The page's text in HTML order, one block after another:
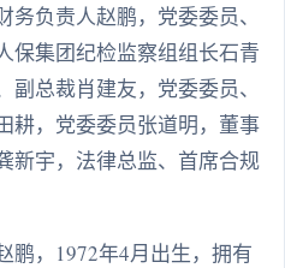
负责人赵鹏，党委委员、
保集团纪检监察组组长石青
总裁肖建友，党委委员、
耕，党委委员张道明，董事
新宇，法律总监、首席合规
鹏，1972年4月出生，拥有